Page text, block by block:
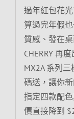
過年紅包花
算過完年假
質感、發在
CHERRY 再
MX2A 系列
碼送，讓你
指定四款配
價直接降到